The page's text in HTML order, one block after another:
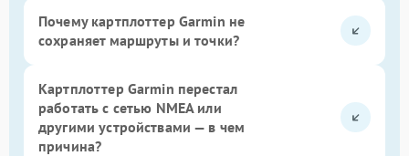
Почему картплоттер Garmin не
сохраняет маршруты и точки?
Картплоттер Garmin перестал
работать с сетью NMEA или
другими устройствами — в чем
причина?